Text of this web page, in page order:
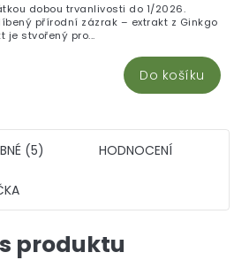
Do košíku
dobou trvanlivosti do 1/2026.
přírodní zázrak – extrakt z Ginkgo
je stvořený pro...
(5) HODNOCENÍ
produktu